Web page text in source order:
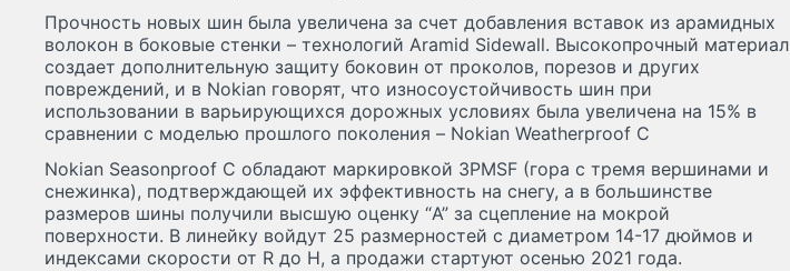
Прочность новых шин была увеличена за счет добавления вставок из арамидных
волокон в боковые стенки – технологий Aramid Sidewall. Высокопрочный материал
создает дополнительную защиту боковин от проколов, порезов и других
повреждений, и в Nokian говорят, что износоустойчивость шин при
использовании в варьирующихся дорожных условиях была увеличена на 15% в
сравнении с моделью прошлого поколения – Nokian Weatherproof C
Nokian Seasonproof C обладают маркировкой 3PMSF (гора с тремя вершинами и
снежинка), подтверждающей их эффективность на снегу, а в большинстве
размеров шины получили высшую оценку “A” за сцепление на мокрой
поверхности. В линейку войдут 25 размерностей с диаметром 14-17 дюймов и
индексами скорости от R до H, а продажи стартуют осенью 2021 года.